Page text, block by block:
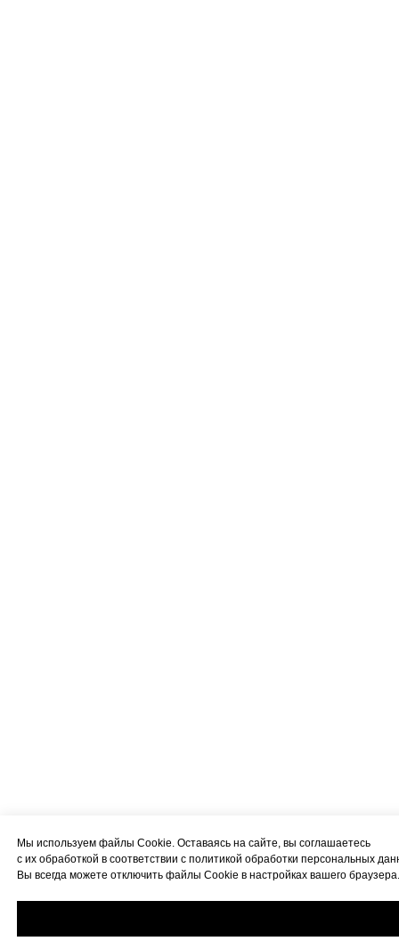
Мы используем файлы Cookie. Оставаясь на сайте, вы соглашаетесь
с их обработкой в соответствии с политикой обработки персональных
Вы всегда можете отключить файлы Cookie в настройках вашего браузера.